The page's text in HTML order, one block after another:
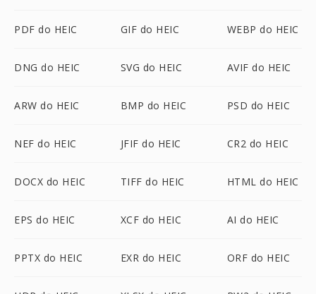
PDF do HEIC GIF do HEIC WEBP do HEIC
DNG do HEIC SVG do HEIC AVIF do HEIC
ARW do HEIC BMP do HEIC PSD do HEIC
NEF do HEIC JFIF do HEIC CR2 do HEIC
DOCX do HEIC TIFF do HEIC HTML do HEIC
EPS do HEIC XCF do HEIC AI do HEIC
PPTX do HEIC EXR do HEIC ORF do HEIC